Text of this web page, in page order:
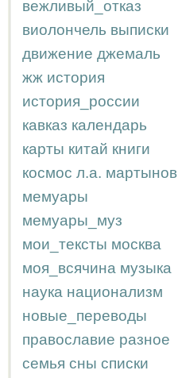
вежливый_отказ
виолончель выписки
движение джемаль
жж история
история_россии
кавказ календарь
карты китай книги
космос л.а. мартынов
мемуары
мемуары_муз
мои_тексты москва
моя_всячина музыка
наука национализм
новые_переводы
православие разное
семья сны списки